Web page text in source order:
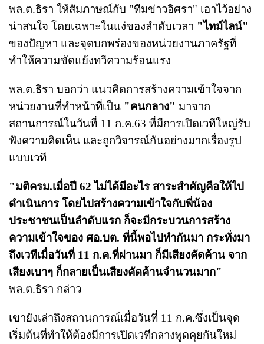
พล.ต.ธิรา ให้สัมภาษณ์กับ "ทีมข่าวอิศรา" เอาไว้อย่าง
น่าสนใจ โดยเฉพาะในแง่ของลำดับเวลา "ไทม์ไลน์"
ของปัญหา และจุดบกพร่องของหน่วยงานภาครัฐที่
ทำให้ความขัดแย้งทวีความร้อนแรง
พล.ต.ธิรา บอกว่า แนวคิดการสร้างความเข้าใจจาก
หน่วยงานที่ทำหน้าที่เป็น "คนกลาง" มาจาก
สถานการณ์ในวันที่ 11 ก.ค.63 ที่มีการเปิดเวทีใหญ่รับ
ฟังความคิดเห็น และถูกวิจารณ์กันอย่างมากเรื่องรูป
แบบเวที
"มติครม.เมื่อปี 62 ไม่ได้มีอะไร สาระสำคัญคือให้ไป
ดำเนินการ โดยไปสร้างความเข้าใจกับพี่น้อง
ประชาชนเป็นลำดับแรก ก็จะมีกระบวนการสร้าง
ความเข้าใจของ ศอ.บต. ที่นี้พอไปทำกันมา กระทั่งมา
ถึงเวทีเมื่อวันที่ 11 ก.ค.ที่ผ่านมา ก็มีเสียงคัดค้าน จาก
เสียงเบาๆ ก็กลายเป็นเสียงคัดค้านจำนวนมาก"
พล.ต.ธิรา กล่าว
เขายังเล่าถึงสถานการณ์เมื่อวันที่ 11 ก.ค.ซึ่งเป็นจุด
เริ่มต้นที่ทำให้ต้องมีการเปิดเวทีกลางพูดคุยกันใหม่